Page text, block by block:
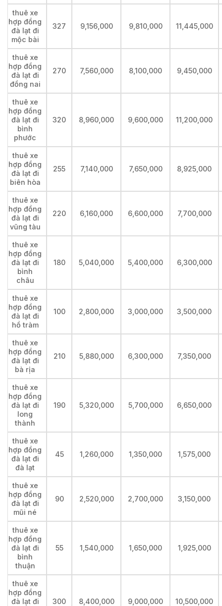
thuê xe
hợp đồng
đà lạt đi
mộc bài
327 9,156,000 9,810,000 11,445,000
thuê xe
hợp đồng
đà lạt đi
đồng nai
270 7,560,000 8,100,000 9,450,000
thuê xe
hợp đồng
đà lạt đi
bình
phước
320 8,960,000 9,600,000 11,200,000
thuê xe
hợp đồng
đà lạt đi
biên hòa
255 7,140,000 7,650,000 8,925,000
thuê xe
hợp đồng
đà lạt đi
vũng tàu
220 6,160,000 6,600,000 7,700,000
thuê xe
hợp đồng
đà lạt đi
bình
châu
180 5,040,000 5,400,000 6,300,000
thuê xe
hợp đồng
đà lạt đi
hồ tràm
100 2,800,000 3,000,000 3,500,000
thuê xe
hợp đồng
đà lạt đi
bà rịa
210 5,880,000 6,300,000 7,350,000
thuê xe
hợp đồng
đà lạt đi
long
thành
190 5,320,000 5,700,000 6,650,000
thuê xe
hợp đồng
đà lạt đi
đà lạt
45 1,260,000 1,350,000 1,575,000
thuê xe
hợp đồng
đà lạt đi
mũi né
90 2,520,000 2,700,000 3,150,000
thuê xe
hợp đồng
đà lạt đi
bình
thuận
55 1,540,000 1,650,000 1,925,000
thuê xe
hợp đồng
đà lạt đi
300 8,400,000 9,000,000 10,500,000